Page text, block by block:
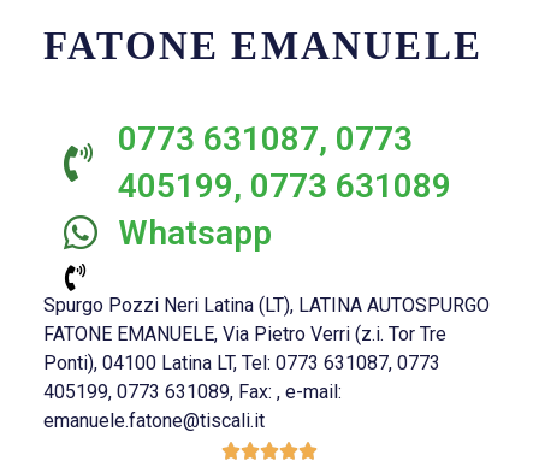
FATONE EMANUELE
0773 631087, 0773
405199, 0773 631089
Whatsapp
Spurgo Pozzi Neri Latina (LT), LATINA AUTOSPURGO
FATONE EMANUELE, Via Pietro Verri (z.i. Tor Tre
Ponti), 04100 Latina LT, Tel: 0773 631087, 0773
405199, 0773 631089, Fax: , e-mail:
emanuele.fatone@tiscali.it
